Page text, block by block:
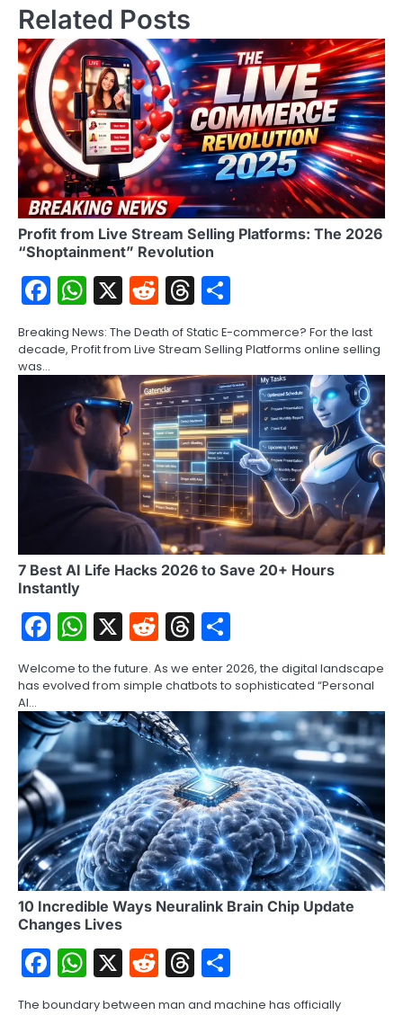
Related Posts
Profit from Live Stream Selling Platforms: The 2026
“Shoptainment” Revolution
Facebook
WhatsApp
X RedditThreads
Breaking News: The Death of Static E-commerce? For the last
decade, Profit from Live Stream Selling Platforms online selling
was…
7 Best AI Life Hacks 2026 to Save 20+ Hours
Instantly
Facebook
WhatsApp
X RedditThreads
Welcome to the future. As we enter 2026, the digital landscape
has evolved from simple chatbots to sophisticated “Personal
AI…
10 Incredible Ways Neuralink Brain Chip Update
Changes Lives
Facebook
WhatsApp
X RedditThreads
The boundary between man and machine has officially